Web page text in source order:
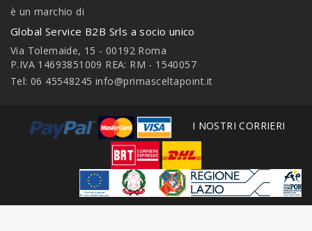
è un marchio di
Global Service B2B Srls a socio unico
Via Tolemaide, 15 - 00192 Roma
P.IVA 14693851009 REA: RM - 1540057
Tel: 06 45548245 info@primasceltapoint.it
I NOSTRI CORRIERI